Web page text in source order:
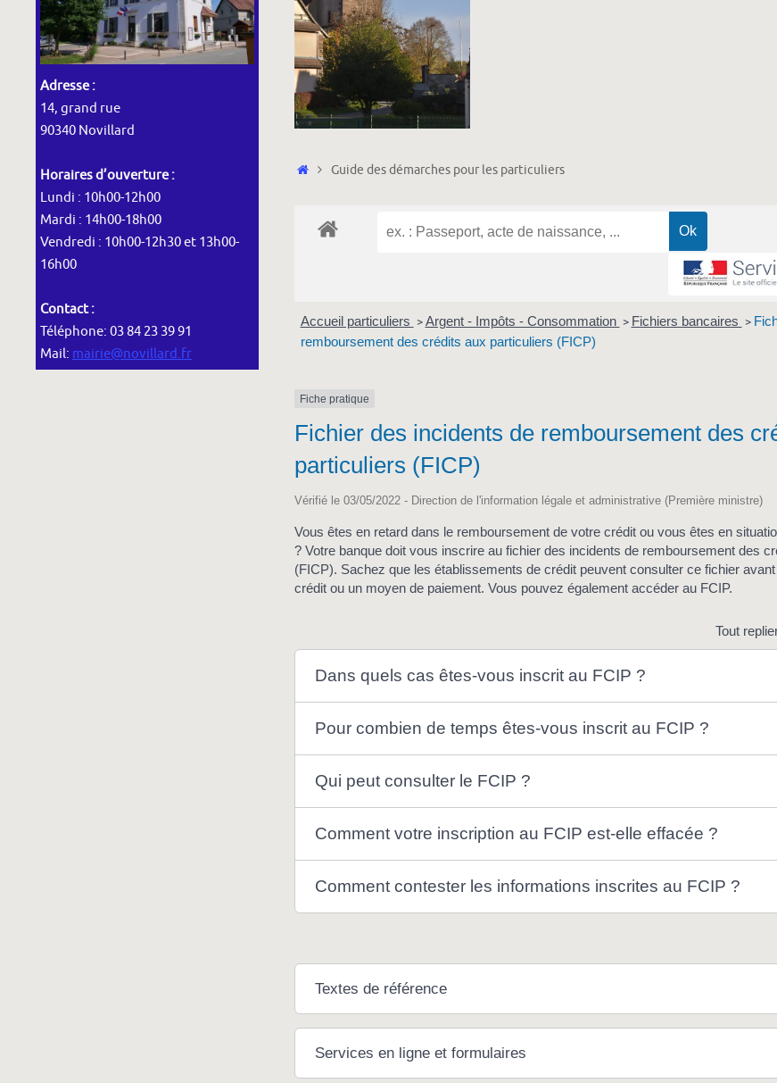
Accueil
Guide des démarches pour les particuliers
Accueil particuliers > Argent - Impôts - Consommation > Fichiers bancaires >
remboursement des crédits aux particuliers (FICP)
Fiche pratique
Fichier des incidents de remboursement des
particuliers (FICP)
Vérifié le 03/05/2022 - Direction de l'information légale et administrative (Première ministre)
Vous êtes en retard dans le remboursement de votre crédit ou vous êtes en
? Votre banque doit vous inscrire au fichier des incidents de remboursement des
(FICP). Sachez que les établissements de crédit peuvent consulter ce fichier
crédit ou un moyen de paiement. Vous pouvez également accéder au FCIP.
Tout
Dans quels cas êtes-vous inscrit au FCIP ?
Pour combien de temps êtes-vous inscrit au FCIP ?
Qui peut consulter le FCIP ?
Comment votre inscription au FCIP est-elle effacée ?
Comment contester les informations inscrites au FCIP ?
Textes de référence
Services en ligne et formulaires
Adresse :
14, grand rue
90340 Novillard
Horaires d’ouverture :
Lundi : 10h00-12h00
Mardi : 14h00-18h00
Vendredi : 10h00-12h30 et 13h00-
16h00
Contact :
Téléphone: 03 84 23 39 91
Mail: mairie@novillard.fr